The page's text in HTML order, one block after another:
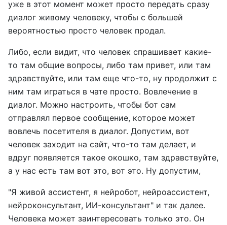
уже в этот момент может просто передать сразу
диалог живому человеку, чтобы с большей
вероятностью просто человек продал.
Либо, если видит, что человек спрашивает какие-
то там общие вопросы, либо там привет, или там
здравствуйте, или там еще что-то, ну продолжит с
ним там играться в чате просто. Вовлечение в
диалог. Можно настроить, чтобы бот сам
отправлял первое сообщение, которое может
вовлечь посетителя в диалог. Допустим, вот
человек заходит на сайт, что-то там делает, и
вдруг появляется такое окошко, там здравствуйте,
а у нас есть там вот это, вот это. Ну допустим,
"Я живой ассистент, я нейробот, нейроассистент,
нейроконсультант, ИИ-консультант" и так далее.
Человека может заинтересовать только это. Он